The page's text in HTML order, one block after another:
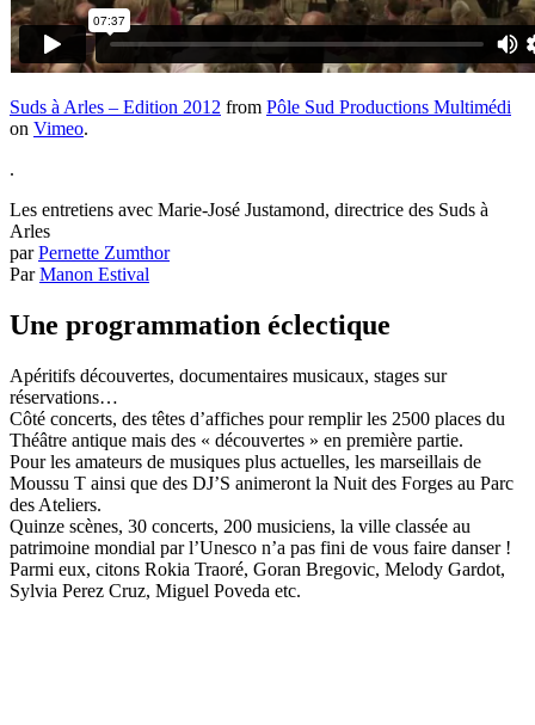
Suds à Arles – Edition 2012 from Pôle Sud Productions Multimédi
on Vimeo.
.
Les entretiens avec Marie-José Justamond, directrice des Suds à
Arles
parPernette Zumthor
ParManon Estival
Une programmation éclectique
Apéritifs découvertes, documentaires musicaux, stages sur
réservations…
Côté concerts, des têtes d’affiches pour remplir les 2500 places du
Théâtre antique mais des « découvertes » en première partie.
Pour les amateurs de musiques plus actuelles, les marseillais de
Moussu T ainsi que des DJ’S animeront la Nuit des Forges au Parc
des Ateliers.
Quinze scènes, 30 concerts, 200 musiciens, la ville classée au
patrimoine mondial par l’Unesco n’a pas fini de vous faire danser !
Parmi eux, citons Rokia Traoré, Goran Bregovic, Melody Gardot,
Sylvia Perez Cruz, Miguel Poveda etc.